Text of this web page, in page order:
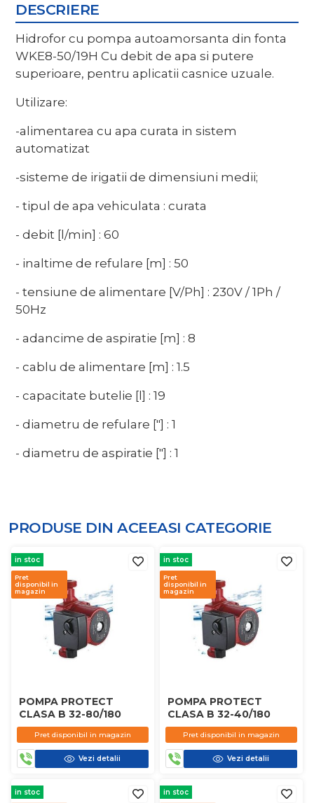
DESCRIERE
Hidrofor cu pompa autoamorsanta din fonta
WKE8-50/19H Cu debit de apa si putere
superioare, pentru aplicatii casnice uzuale.
Utilizare:
-alimentarea cu apa curata in sistem
automatizat
-sisteme de irigatii de dimensiuni medii;
- tipul de apa vehiculata : curata
- debit [l/min] : 60
- inaltime de refulare [m] : 50
- tensiune de alimentare [V/Ph] : 230V / 1Ph /
50Hz
- adancime de aspiratie [m] : 8
- cablu de alimentare [m] : 1.5
- capacitate butelie [l] : 19
- diametru de refulare ["] : 1
- diametru de aspiratie ["] : 1
PRODUSE DIN ACEEASI CATEGORIE
in stoc
Pret
disponibil in
magazin
POMPA PROTECT
CLASA B 32-80/180
Pret disponibil in magazin
Vezi detalii
in stoc
Pret
disponibil in
magazin
POMPA PROTECT
CLASA B 32-40/180
Pret disponibil in magazin
Vezi detalii
in stoc in stoc